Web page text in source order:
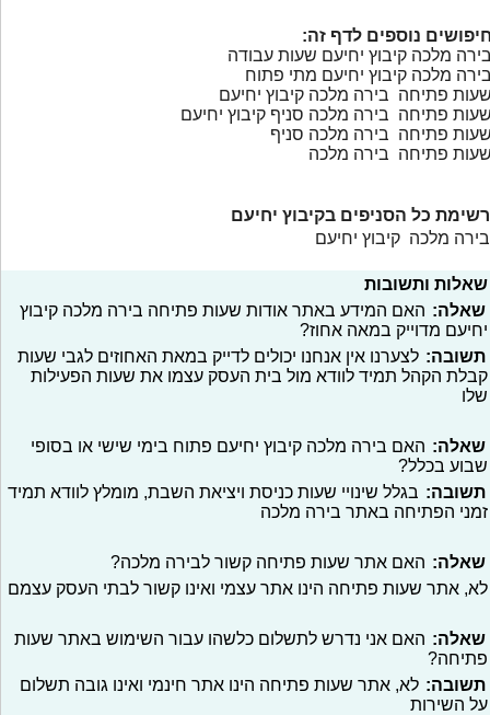
נוספים לדף זה:
מלכה קיבוץ יחיעם שעות עבודה
מלכה קיבוץ יחיעם מתי פתוח
פתיחה בירה מלכה קיבוץ יחיעם
פתיחה בירה מלכה סניף קיבוץ יחיעם
פתיחה בירה מלכה סניף
פתיחה בירה מלכה
רשימת כל הסניפים בקיבוץ יחיעם
בירה מלכה קיבוץ יחיעם
שאלות ותשובות
שאלה: האם המידע באתר אודות שעות פתיחה בירה מלכה קיבוץ
יחיעם מדוייק במאה אחוז?
תשובה: לצערנו אין אנחנו יכולים לדייק במאת האחוזים לגבי שעות
קבלת הקהל תמיד לוודא מול בית העסק עצמו את שעות הפעילות
שלו
שאלה: האם בירה מלכה קיבוץ יחיעם פתוח בימי שישי או בסופי
שבוע בכלל?
תשובה: בגלל שינויי שעות כניסת ויציאת השבת, מומלץ לוודא תמיד
זמני הפתיחה באתר בירה מלכה
שאלה: האם אתר שעות פתיחה קשור לבירה מלכה?
לא, אתר שעות פתיחה הינו אתר עצמי ואינו קשור לבתי העסק עצמם
שאלה: האם אני נדרש לתשלום כלשהו עבור השימוש באתר שעות
פתיחה?
תשובה: לא, אתר שעות פתיחה הינו אתר חינמי ואינו גובה תשלום
על השירות